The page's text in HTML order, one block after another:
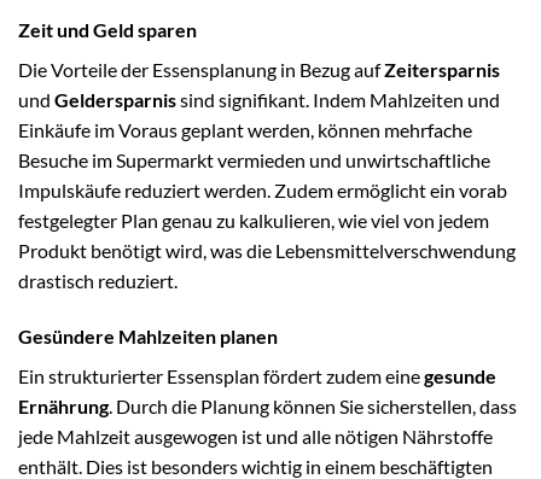
Zeit und Geld sparen
Die Vorteile der Essensplanung in Bezug aufZeitersparnis
und Geldersparnissind signifikant. Indem Mahlzeiten und
Einkäufe im Voraus geplant werden, können mehrfache
Besuche im Supermarkt vermieden und unwirtschaftliche
Impulskäufe reduziert werden. Zudem ermöglicht ein vorab
festgelegter Plan genau zu kalkulieren, wie viel von jedem
Produkt benötigt wird, was die Lebensmittelverschwendung
drastisch reduziert.
Gesündere Mahlzeiten planen
Ein strukturierter Essensplan fördert zudem einegesunde
Ernährung. Durch die Planung können Sie sicherstellen, dass
jede Mahlzeit ausgewogen ist und alle nötigen Nährstoffe
enthält. Dies ist besonders wichtig in einem beschäftigten